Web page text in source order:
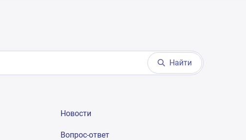
Найти
Новости
Вопрос-ответ